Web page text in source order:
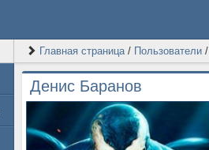
Главная страница/ Пользователи/
Денис Баранов